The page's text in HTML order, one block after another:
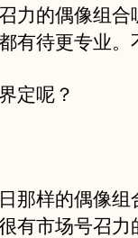
力的偶像组合
有待更专业。
定呢？
那样的偶像组
有市场号召力